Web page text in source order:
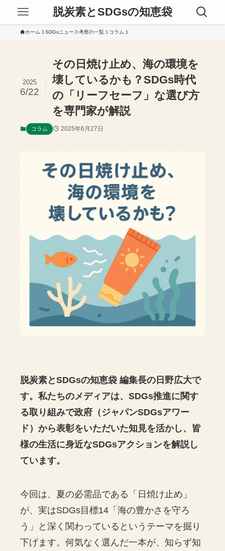
脱炭素とSDGsの知恵袋
ホーム SDGsニュース考察の一覧 コラム
その日焼け止め、海の環境を
壊しているかも？SDGs時代
の「リーフセーフ」な選び方
を専門家が解説
2025
6/22
コラム 2025年6月27日
脱炭素とSDGsの知恵袋 編集長の日野広大で
す。私たちのメディアは、SDGs推進に関す
る取り組みで政府（ジャパンSDGsアワー
ド）から表彰をいただいた知見を活かし、皆
様の生活に身近なSDGsアクションを解説し
ています。
今回は、夏の必需品である「日焼け止め」
が、実はSDGs目標14「海の豊かさを守ろ
う」と深く関わっているというテーマを掘り
下げます。何気なく選んだ一本が、知らず知